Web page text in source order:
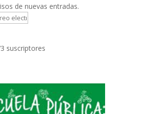
de nuevas entradas.
suscriptores